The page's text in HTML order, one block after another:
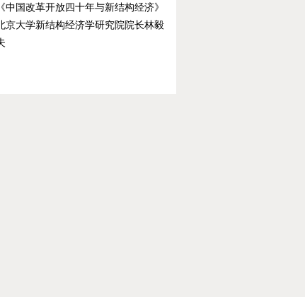
《中国改革开放四十年与新结构经济》
京大学新结构经济学研究院院长林毅